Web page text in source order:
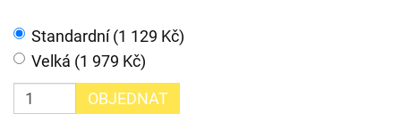
Standardní (1 129 Kč)
Velká (1 979 Kč)
OBJEDNAT